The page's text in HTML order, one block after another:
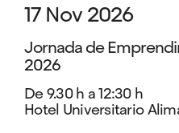
17 Nov 2026
Jornada de
2026
De 9.30 h a 12:30 h
Hotel Universitario